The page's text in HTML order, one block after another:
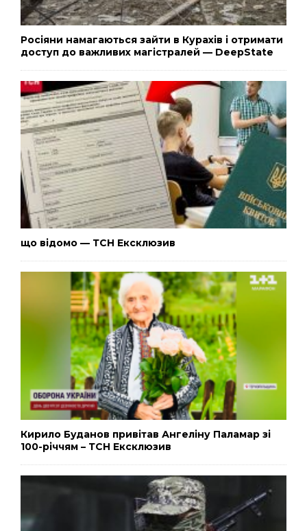
Росіяни намагаються зайти в Курахів і отримати
доступ до важливих магістралей — DeepState
що відомо — ТСН Ексклюзив
Кирило Буданов привітав Ангеліну Паламар зі
100-річчям – ТСН Ексклюзив